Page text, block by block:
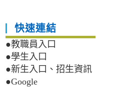
快速連結
●教職員入口
●學生入口
●新生入口、招生資訊
●Google